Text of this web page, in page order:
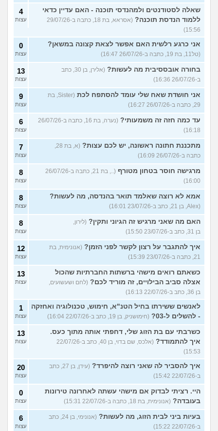
שאלה לסטודנטים ולמהנדסי תוכנה - האם עדיין כדאי
ללמוד הנדסת תוכנה?
(אסראא, בת 18, כתבה ב-29/07/26
15:56)
4
עצות
אני כרגע רלשית האם אפשר לצאת קצונה במשאן?
(טל11, בת 19, כתבה ב-26/07/26 16:47)
0
עצות
בחורה אובססיבית מה לעשות?
(אלירן, בן 30, כתב
ב-26/07/26 16:36)
13
עצות
אני חושדת שאח שלי עומד להסתפח לכת
(Sister, בת
29, כתבה ב-26/07/26 16:27)
9
עצות
עד כמה חזה זה משמעותי?
(נערה, בת 16, כתבה ב-26/07/26
16:18)
6
עצות
מתכננת חתונה ראשונה, יש לכם עצות?
(א, בת 28,
כתבה ב-26/07/26 16:09)
7
עצות
מרגישה חוסר בטחון מטורף
(.., בת 21, כתבה ב-26/07/26
16:00)
8
עצות
אמא לא רוצה שאלמד תואר בהנדסה, מה לעשות?
(Alex, בן 21, כתב ב-23/07/26 16:01)
8
עצות
האם מה שאני מרגיש זה הגיוני ותקין? (לירון,
בן 31, כתב ב-23/07/26 15:50)
8
עצות
איך להתגבר על רצון לקשר לפני הזמן? (אנונימית, בת
21, כתבה ב-23/07/26 15:39)
12
עצות
כשאתם רואים מישהי ברשתות החברתיות שהכול
אצלה סביב הבילויים, זה מוריד לכם? (לחם ושעשועים,
בן 36, כתב ב-22/07/26 16:13)
13
עצות
לאנשים ששירתו בחיל הטנ"א, חימוש, טכנולוגיה ואחזקה
- להשלים ל-03?
(חימושניק, בן 19, כתב ב-22/07/26 16:04)
1
עצות
כשרבתי עם בת הזוג שלי, דחפתי אותה מתוך כעס.
איך להתמודד?
(אלכס, שם בדוי, בן 40, כתב ב-22/07/26
15:53)
13
עצות
איך להסביר לה שאני רוצה להיפרד?
(עידן, בן 27, כתב
ב-22/07/26 15:42)
20
עצות
היי. רציתי לבדוק אם מישהי עשתה לאחרונה טירונות
בעובדה? (אנונימית, בת 18, כתבה ב-22/07/26 15:31)
0
עצות
בעיות ביני לבית הזוג, מה לעשות?
(אנונימי, בן 24, כתב
ב-22/07/26 15:22)
6
עצות